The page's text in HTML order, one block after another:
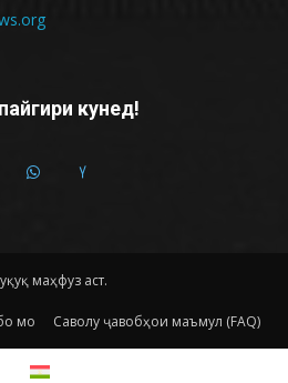
кунед!
маҳфуз аст.
мо Саволу ҷавобҳои маъмул (FAQ)